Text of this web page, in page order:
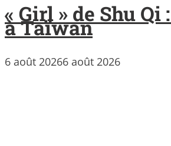
« Girl » de Shu
à Taïwan
6 août 20266 août 2026